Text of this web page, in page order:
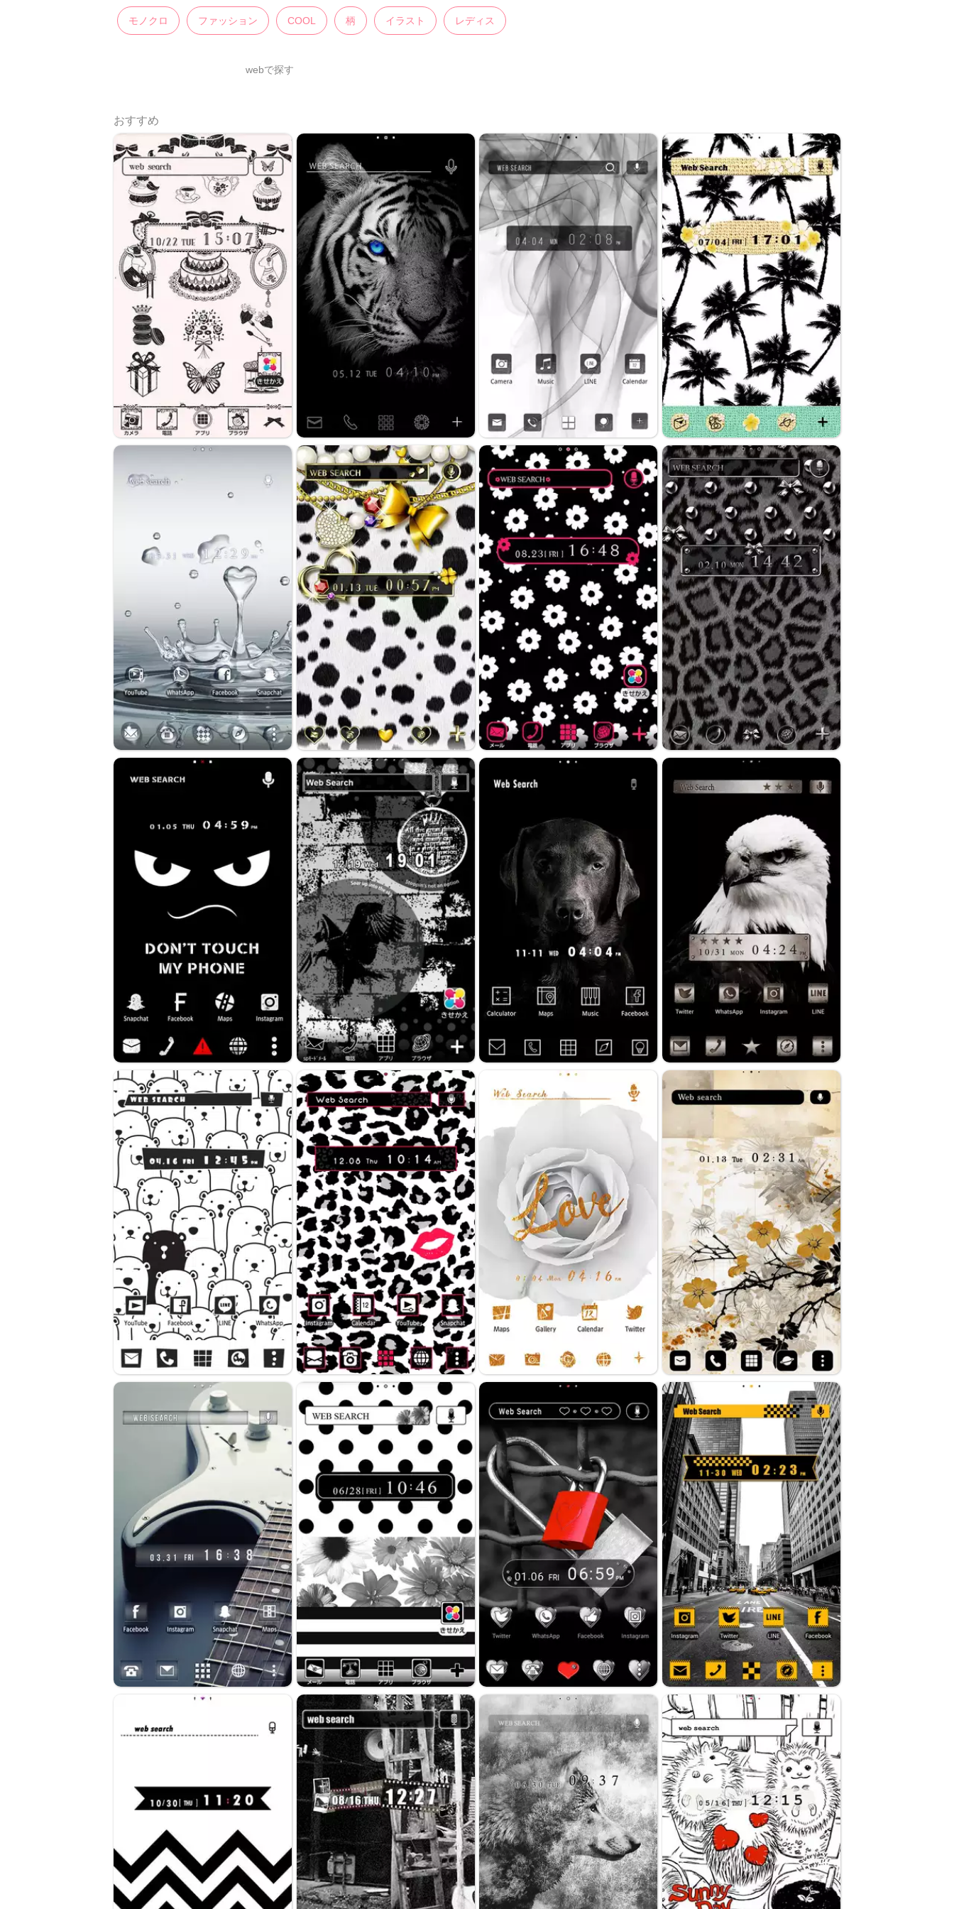
モノクロ ファッション COOL 柄 イラスト レディス
webで探す
おすすめ